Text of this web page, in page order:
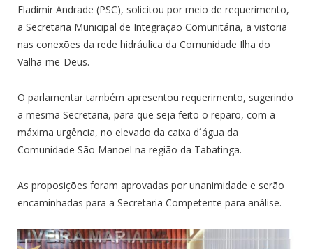
Fladimir Andrade (PSC), solicitou por meio de requerimento,
a Secretaria Municipal de Integração Comunitária, a vistoria
nas conexões da rede hidráulica da Comunidade Ilha do
Valha-me-Deus.
O parlamentar também apresentou requerimento, sugerindo
a mesma Secretaria, para que seja feito o reparo, com a
máxima urgência, no elevado da caixa d´água da
Comunidade São Manoel na região da Tabatinga.
As proposições foram aprovadas por unanimidade e serão
encaminhadas para a Secretaria Competente para análise.